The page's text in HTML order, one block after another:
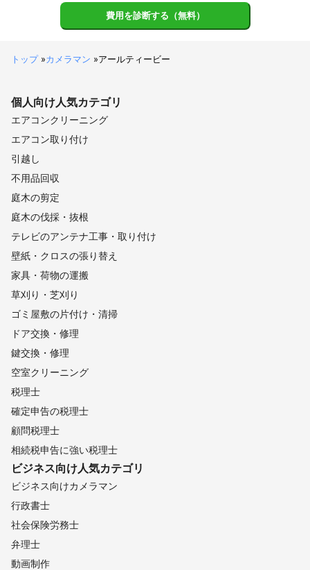
費用を診断する（無料）
トップ»カメラマン »アールティービー
個人向け人気カテゴリ
エアコンクリーニング
エアコン取り付け
引越し
不用品回収
庭木の剪定
庭木の伐採・抜根
テレビのアンテナ工事・取り付け
壁紙・クロスの張り替え
家具・荷物の運搬
草刈り・芝刈り
ゴミ屋敷の片付け・清掃
ドア交換・修理
鍵交換・修理
空室クリーニング
税理士
確定申告の税理士
顧問税理士
相続税申告に強い税理士
ビジネス向け人気カテゴリ
ビジネス向けカメラマン
行政書士
社会保険労務士
弁理士
動画制作